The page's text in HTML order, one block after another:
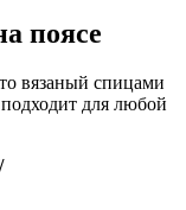
поясе
вязаный спицами
для любой